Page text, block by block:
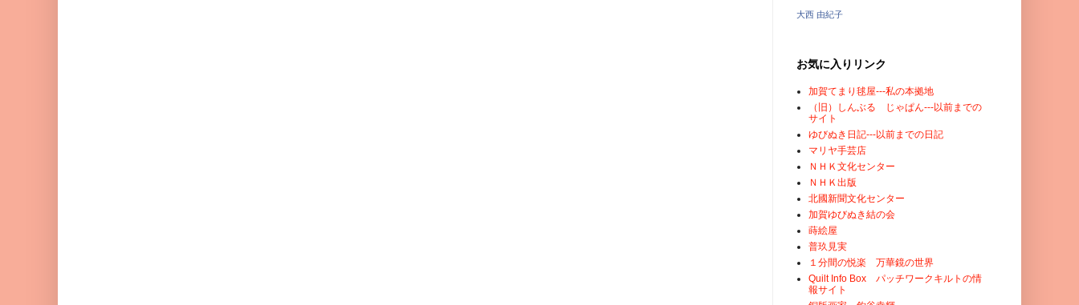
大西 由紀子
お気に入りリンク
加賀てまり毬屋---私の本拠地
（旧）しんぶる じゃぱん---以前までの
サイト
ゆびぬき日記---以前までの日記
マリヤ手芸店
ＮＨＫ文化センター
ＮＨＫ出版
北國新聞文化センター
加賀ゆびぬき結の会
蒔絵屋
普玖見実
１分間の悦楽 万華鏡の世界
Quilt Info Box パッチワークキルトの情
報サイト